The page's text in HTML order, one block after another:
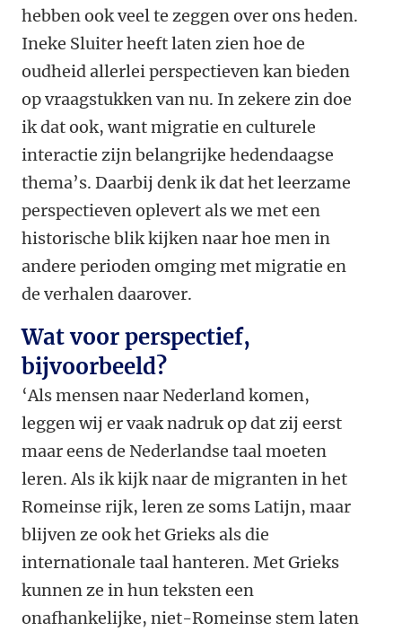
hebben ook veel te zeggen over ons heden.
Ineke Sluiter heeft laten zien hoe de
oudheid allerlei perspectieven kan bieden
op vraagstukken van nu. In zekere zin doe
ik dat ook, want migratie en culturele
interactie zijn belangrijke hedendaagse
thema’s. Daarbij denk ik dat het leerzame
perspectieven oplevert als we met een
historische blik kijken naar hoe men in
andere perioden omging met migratie en
de verhalen daarover.
Wat voor perspectief,
bijvoorbeeld?
‘Als mensen naar Nederland komen,
leggen wij er vaak nadruk op dat zij eerst
maar eens de Nederlandse taal moeten
leren. Als ik kijk naar de migranten in het
Romeinse rijk, leren ze soms Latijn, maar
blijven ze ook het Grieks als die
internationale taal hanteren. Met Grieks
kunnen ze in hun teksten een
onafhankelijke, niet-Romeinse stem laten